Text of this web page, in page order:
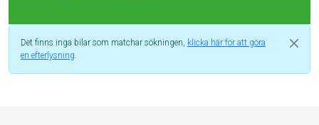
Det finns inga bilar som matchar sökningen, klicka här för att göra
en efterlysning.